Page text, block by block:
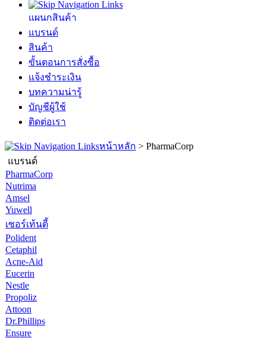
แผนกสินค้า
แบรนด์
สินค้า
ขั้นตอนการสั่งซื้อ
แจ้งชำระเงิน
บทความน่ารู้
บัญชีผู้ใช้
ติดต่อเรา
หน้าหลัก > PharmaCorp
แบรนด์
PharmaCorp
Nutrima
Amsel
Yuwell
เซอร์เท้นตี้
Polident
Cetaphil
Acne-Aid
Eucerin
Nestle
Propoliz
Attoon
Dr.Phillips
Ensure